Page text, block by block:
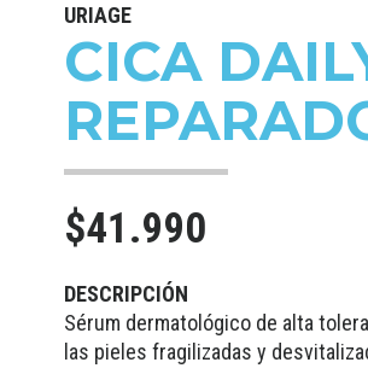
URIAGE
CICA
$41.990
DESCRIPCIÓN
Sérum dermatológico de alta
las pieles fragilizadas y